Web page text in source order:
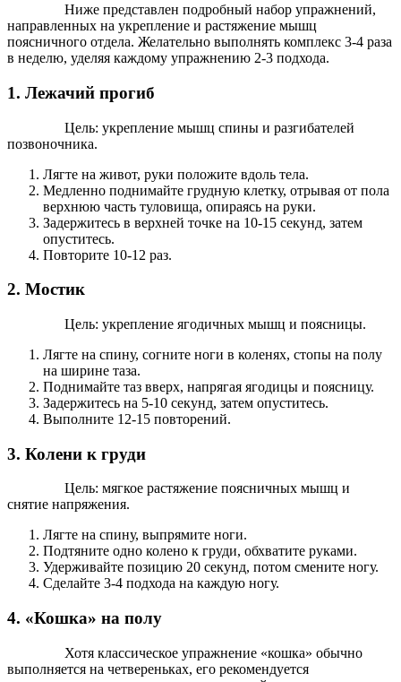
Ниже представлен подробный набор упражнений,
направленных на укрепление и растяжение мышц
поясничного отдела. Желательно выполнять комплекс 3-4 раза
в неделю, уделяя каждому упражнению 2-3 подхода.
1. Лежачий прогиб
Цель: укрепление мышц спины и разгибателей
позвоночника.
Лягте на живот, руки положите вдоль тела.
Медленно поднимайте грудную клетку, отрывая от пола
верхнюю часть туловища, опираясь на руки.
Задержитесь в верхней точке на 10-15 секунд, затем
опуститесь.
Повторите 10-12 раз.
2. Мостик
Цель: укрепление ягодичных мышц и поясницы.
Лягте на спину, согните ноги в коленях, стопы на полу
на ширине таза.
Поднимайте таз вверх, напрягая ягодицы и поясницу.
Задержитесь на 5-10 секунд, затем опуститесь.
Выполните 12-15 повторений.
3. Колени к груди
Цель: мягкое растяжение поясничных мышц и
снятие напряжения.
Лягте на спину, выпрямите ноги.
Подтяните одно колено к груди, обхватите руками.
Удерживайте позицию 20 секунд, потом смените ногу.
Сделайте 3-4 подхода на каждую ногу.
4. «Кошка» на полу
Хотя классическое упражнение «кошка» обычно
выполняется на четвереньках, его рекомендуется